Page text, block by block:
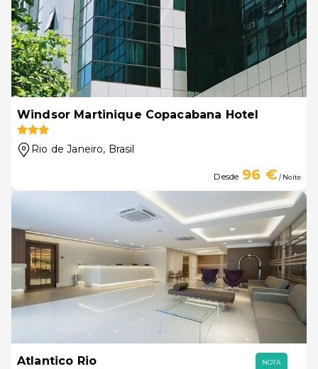
Windsor Martinique Copacabana Hotel
Rio de Janeiro, Brasil
Desde 96 €/ Noite
Atlantico Rio NOTA